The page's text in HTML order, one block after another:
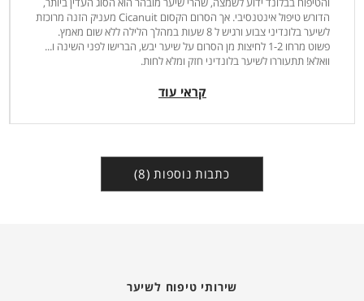
הדורש טיפול אינטנסיבי. אך הסרום הקסום Cicanuit מעניק הזנה מרוכזת
לשיער בלונדיני צבוע ורגיש ל 8 שעות במהלך הלילה ללא שום מאמץ.
פשוט מרחו 1-2 לחיצות מן הסרום על שיער יבש, הברישו לפני השינה ו...
וואלא! תתעוררו לשיער בלונדיני חזק ומלא לחות.
קראי עוד
כתבות נוספות (8)
שירותי טיפוח לשיער